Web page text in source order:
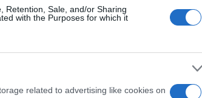
Retention, Sale, and/or Sharing
with the Purposes for which it
related to advertising like cookies on
de todo el mundo
debido a que muchas de
convirtiendo a
Situado a unos
6.000 metros-, es el lugar
Corte
cómo
global